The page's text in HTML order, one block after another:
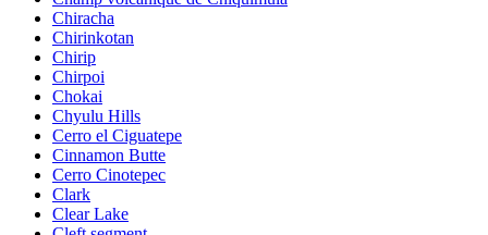
Chiracha
Chirinkotan
Chirip
Chirpoi
Chokai
Chyulu Hills
Cerro el Ciguatepe
Cinnamon Butte
Cerro Cinotepec
Clark
Clear Lake